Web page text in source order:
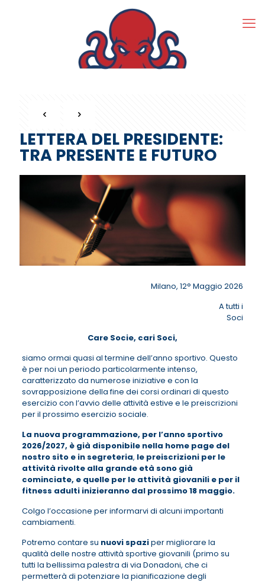
LETTERA DEL PRESIDENTE:
TRA PRESENTE E FUTURO
Milano, 12° Maggio 2026
A tutti i
Soci
Care Socie, cari Soci,
siamo ormai quasi al termine dell’anno sportivo. Questo
è per noi un periodo particolarmente intenso,
caratterizzato da numerose iniziative e con la
sovrapposizione della fine dei corsi ordinari di questo
esercizio con l’avvio delle attività estive e le preiscrizioni
per il prossimo esercizio sociale.
La nuova programmazione, per l’anno sportivo
2026/2027, è già disponibile nella home page del
nostro sito e in segreteria, le preiscrizioni per le
attività rivolte alla grande età sono già
cominciate, e quelle per le attività giovanili e per il
fitness adulti inizieranno dal prossimo 18 maggio.
Colgo l’occasione per informarvi di alcuni importanti
cambiamenti.
Potremo contare su nuovi spaziper migliorare la
qualità delle nostre attività sportive giovanili (primo su
tutti la bellissima palestra di via Donadoni, che ci
permetterà di potenziare la pianificazione degli